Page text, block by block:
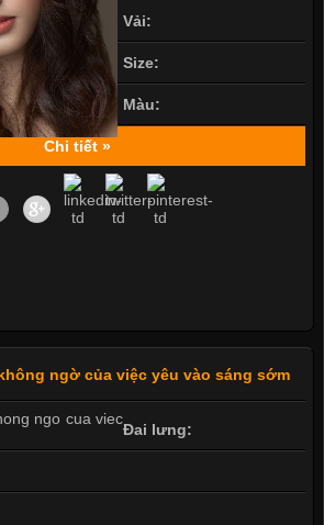
Vải:
Size:
Màu:
Chi tiết »
ngờ của việc yêu vào sáng sớm
Đai lưng: